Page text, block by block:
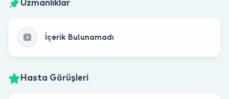
Uzmanlıklar
İçerik Bulunamadı
Hasta Görüşleri